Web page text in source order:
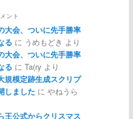
ント
大会、ついに先手勝率
る に うめもどき より
大会、ついに先手勝率
る に Ta(ry より
規模定跡生成スクリプ
しました に やねうら
王公式からクリスマス